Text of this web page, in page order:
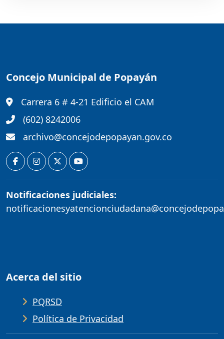
Concejo Municipal de Popayán
Carrera 6 # 4-21 Edificio el CAM
(602) 8242006
archivo@concejodepopayan.gov.co
Notificaciones judiciales:
Acerca del sitio
PQRSD
Política de Privacidad